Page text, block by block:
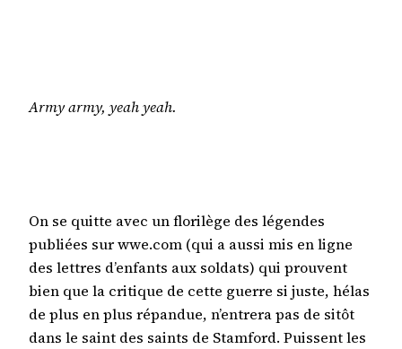
Army army, yeah yeah.
On se quitte avec un florilège des légendes
publiées sur wwe.com (qui a aussi mis en ligne
des lettres d’enfants aux soldats) qui prouvent
bien que la critique de cette guerre si juste, hélas
de plus en plus répandue, n’entrera pas de sitôt
dans le saint des saints de Stamford. Puissent les